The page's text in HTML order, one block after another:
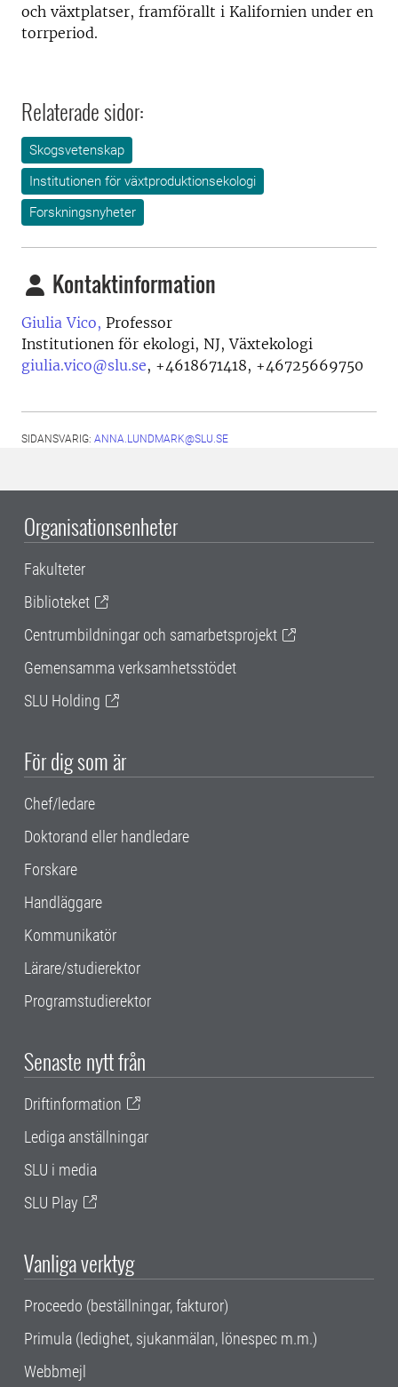
och växtplatser, framförallt i Kalifornien under en
torrperiod.
Relaterade sidor:
Skogsvetenskap
Institutionen för växtproduktionsekologi
Forskningsnyheter
Kontaktinformation
Giulia Vico, Professor
Institutionen för ekologi, NJ, Växtekologi
giulia.vico@slu.se, +4618671418, +46725669750
SIDANSVARIG: ANNA.LUNDMARK@SLU.SE
Organisationsenheter
Fakulteter
Biblioteket
Centrumbildningar och samarbetsprojekt
Gemensamma verksamhetsstödet
SLU Holding
För dig som är
Chef/ledare
Doktorand eller handledare
Forskare
Handläggare
Kommunikatör
Lärare/studierektor
Programstudierektor
Senaste nytt från
Driftinformation
Lediga anställningar
SLU i media
SLU Play
Vanliga verktyg
Proceedo (beställningar, fakturor)
Primula (ledighet, sjukanmälan, lönespec m.m.)
Webbmejl